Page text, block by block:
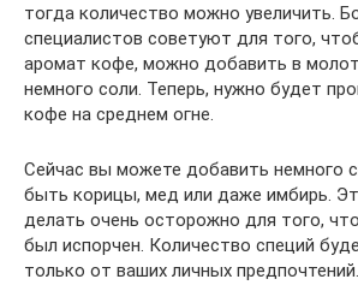
тогда количество можно увеличить.
специалистов советуют для того,
аромат кофе, можно добавить в
немного соли. Теперь, нужно будет
кофе на среднем огне.
Сейчас вы можете добавить немного
быть корицы, мед или даже имбирь.
делать очень осторожно для того,
был испорчен. Количество специй
только от ваших личных предпочтений.